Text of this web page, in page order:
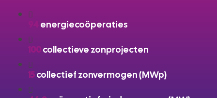
94 energiecoöperaties
100collectieve zonprojecten
15collectief zonvermogen (MWp)